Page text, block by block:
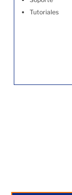
Tutoriales